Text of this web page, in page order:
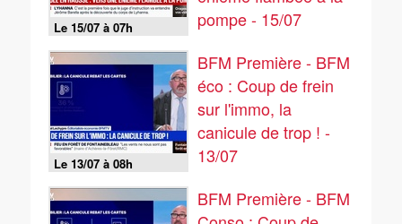
Le 15/07 à 07h
pompe - 15/07
Le 13/07 à 08h
BFM Première - BFM
éco : Coup de frein
sur l'immo, la
canicule de trop ! -
13/07
BFM Première - BFM